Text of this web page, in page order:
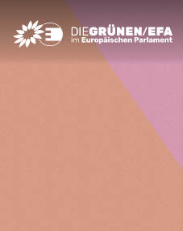
Greens/EFA Home